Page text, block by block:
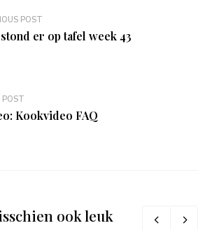
POST
er op tafel week 43
POST
Kookvideo FAQ
ook leuk